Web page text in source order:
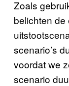
Zoals
belichten
scenario’s
voordat we
scenario